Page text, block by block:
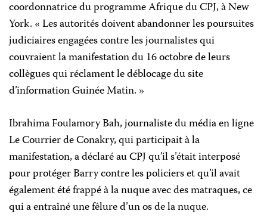
coordonnatrice du programme Afrique du CPJ, à New
York. « Les autorités doivent abandonner les poursuites
judiciaires engagées contre les journalistes qui
couvraient la manifestation du 16 octobre de leurs
collègues qui réclament le déblocage du site
d’information Guinée Matin. »
Ibrahima Foulamory Bah, journaliste du média en ligne
Le Courrier de Conakry, qui participait à la
manifestation, a déclaré au CPJ qu’il s’était interposé
pour protéger Barry contre les policiers et qu’il avait
également été frappé à la nuque avec des matraques, ce
qui a entraîné une fêlure d’un os de la nuque.